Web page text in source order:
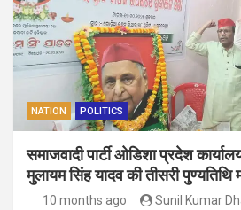
NATION POLITICS
समाजवादी पार्टी ओडिशा प्रदेश
मुलायम सिंह यादव की तीसरी पुण्यतिथि
10 months ago Sunil Kumar